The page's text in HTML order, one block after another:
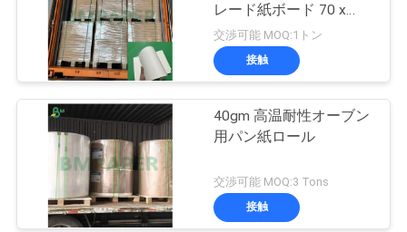
シ
製本板
110
レード紙ボード 70 x
100cm
交渉可能 MOQ:1トン
接触
40gm 高温耐性オーブン
用パン紙ロール
交渉可能 MOQ:3 Tons
接触